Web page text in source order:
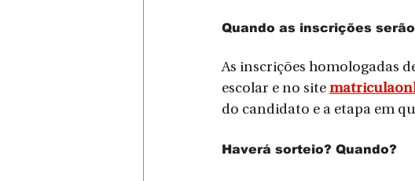
Quando as inscrições
As inscrições homologadas
escolar e no site
do candidato e a etapa em
Haverá sorteio? Quando?